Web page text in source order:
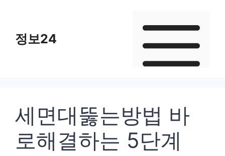
정보24
세면대뚫는방법 바
로해결하는 5단계